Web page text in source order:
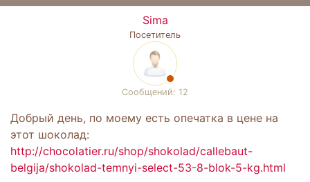
Sima
Посетитель
Сообщений: 12
Добрый день, по моему есть опечатка в цене на
этот шоколад:
http://chocolatier.ru/shop/shokolad/callebaut-
belgija/shokolad-temnyi-select-53-8-blok-5-kg.html